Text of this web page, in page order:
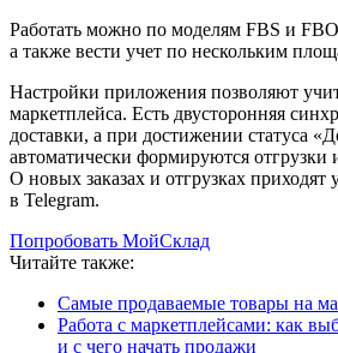
Работать можно по моделям FBS и
а также вести учет по нескольким
Настройки приложения позволяют
маркетплейса. Есть двусторонняя
доставки, а при достижении статуса
автоматически формируются отгрузки
О новых заказах и отгрузках приходят
в Telegram.
Попробовать МойСклад
Читайте также:
Самые продаваемые товары на
Работа с маркетплейсами: как
и с чего начать продажи